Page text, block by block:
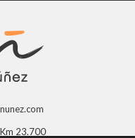
23,700